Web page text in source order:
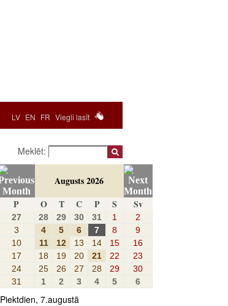
LV EN FR Viegli lasīt
Meklēt:
Augusts 2026
P
O T C P S Sv
27 28 29 30 31 1
2
3
4 5 6 7 8
9
10
11 12 13 14 15
16
17
18 19 20 21 22
23
24
25 26 27 28 29
30
31
1 2 3 4 5 6
Piektdien, 7.augustā